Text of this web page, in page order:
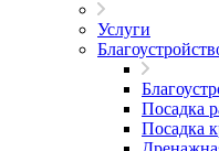
Услуги
Посадка
Посадка